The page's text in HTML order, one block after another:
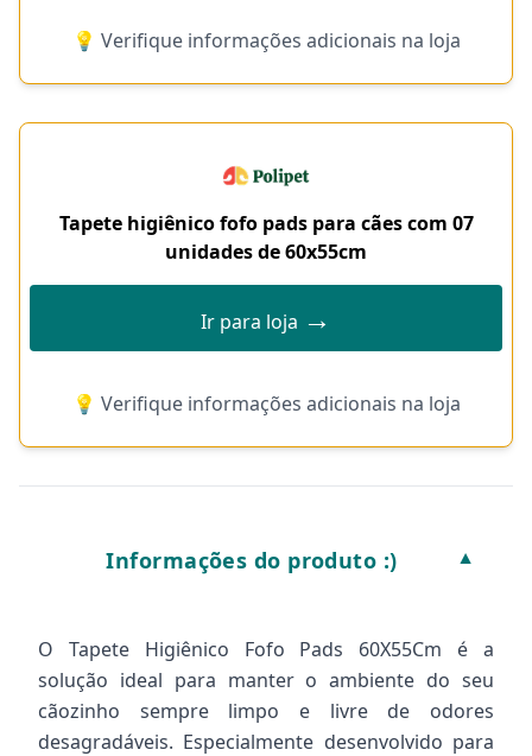
💡 Verifique informações adicionais na loja
Tapete higiênico fofo pads para cães com 07
unidades de 60x55cm
Ir para loja →
💡 Verifique informações adicionais na loja
Informações do produto :) ▼
O Tapete Higiênico Fofo Pads 60X55Cm é a
solução ideal para manter o ambiente do seu
cãozinho sempre limpo e livre de odores
desagradáveis. Especialmente desenvolvido para